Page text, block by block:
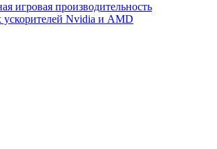
игровая производительность
ускорителей Nvidia и AMD